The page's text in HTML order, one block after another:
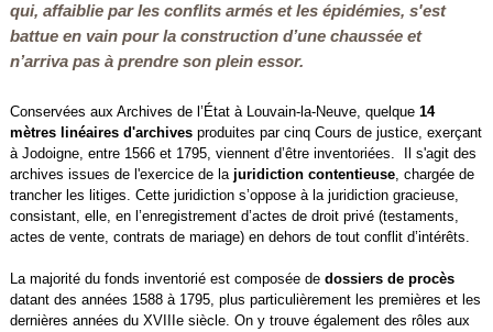
qui, affaiblie par les conflits armés et les épidémies, s'est
battue en vain pour la construction d’une chaussée et
n’arriva pas à prendre son plein essor.
Conservées aux Archives de l’État à Louvain-la-Neuve, quelque 14
mètres linéaires d'archivesproduites par cinq Cours de justice, exerçant
à Jodoigne, entre 1566 et 1795, viennent d’être inventoriées. Il s'agit des
archives issues de l'exercice de lajuridiction contentieuse, chargée de
trancher les litiges. Cette juridiction s’oppose à la juridiction gracieuse,
consistant, elle, en l’enregistrement d’actes de droit privé (testaments,
actes de vente, contrats de mariage) en dehors de tout conflit d’intérêts.
La majorité du fonds inventorié est composée de dossiers de procès
datant des années 1588 à 1795, plus particulièrement les premières et les
dernières années du XVIIIe siècle. On y trouve également des rôles aux